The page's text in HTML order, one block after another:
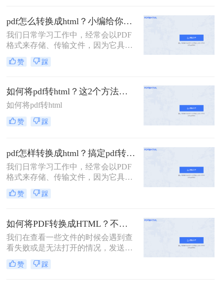
想要编辑网页模板，就会将PDF转换
成HTML格式。
pdf怎么转换成html？小编给你分享这二个方法！
我们日常学习工作中，经常会以PDF
格式来存储、传输文件，因为它具有
良好的稳定性以及兼容性。 在需要编
辑PDF内容的时候，我们往往会将
想要编辑网页模板，就会将PDF转换
成HTML格式。
赞 踩
如何将pdf转html？这2个方法超实用
如何将pdf转html
赞 踩
pdf怎样转换成html？搞定pdf转换，这个在线工具用起来
我们日常学习工作中，经常会以PDF
格式来存储、传输文件，因为它具有
良好的稳定性以及兼容性。在需要编
辑PDF内容的时候，我们往往会将
想要编辑网页模板，就会将PDF转换
成HTML格式。那么pdf怎样转换成
html吗？接下来就为大家分享款不错
的转换器。
赞 踩
如何将PDF转换成HTML？不用任何软件，1分钱也不用花啦
我们在查看一些文件的时候会遇到查
看失败或是无法打开的情况，发送的
时候也可能会出现这样或那样的问
题，其实我们可以将PDF文件转换成
赞 踩